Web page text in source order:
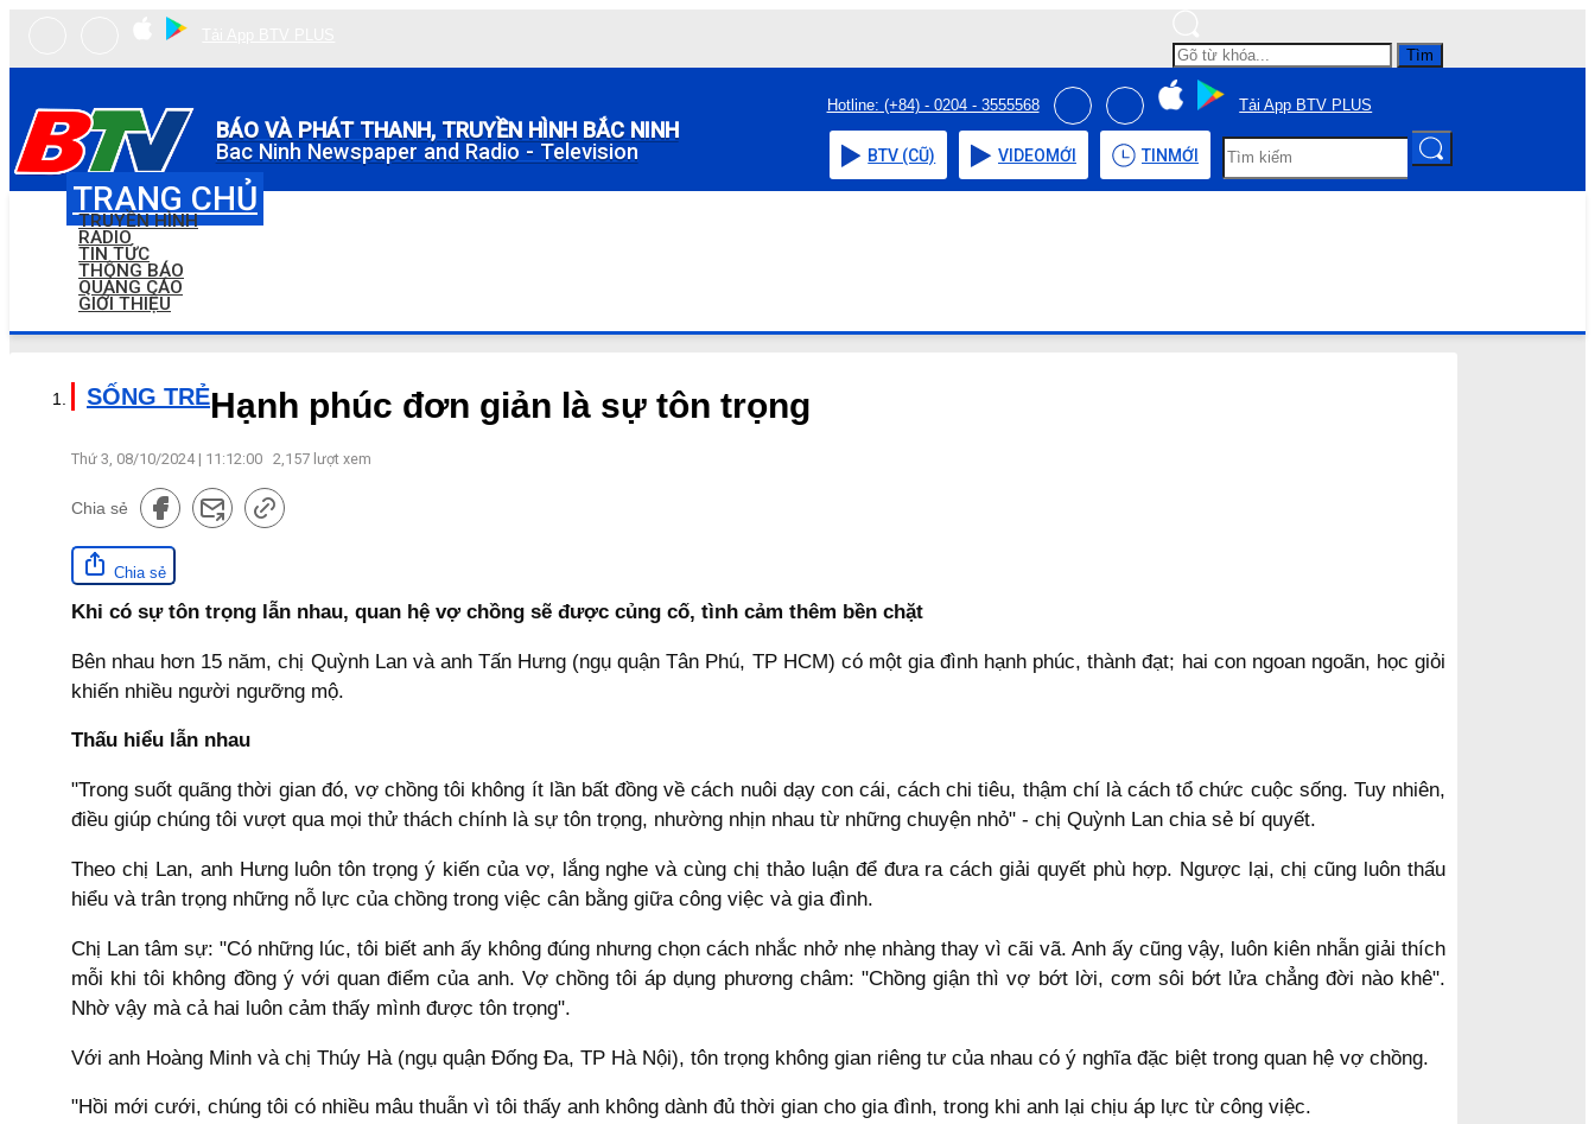
Tìm
BÁO VÀ PHÁT THANH, TRUYỀN HÌNH BẮC NINH
Bac Ninh Newspaper and Radio - Television
Hotline: (+84) - 0204 - 3555568 Tải App BTV PLUS
BTV (CŨ) VIDEOMỚI TIN MỚI
TRANG CHỦ
TRUYỀN HÌNH
RADIO
TIN TỨC
THÔNG BÁO
QUẢNG CÁO
GIỚI THIỆU
SỐNG TRẺHạnh phúc đơn giản là sự tôn trọng
Thứ 3, 08/10/2024 | 11:12:00 2,157 lượt xem
Chia sẻ
Chia sẻ
Khi có sự tôn trọng lẫn nhau, quan hệ vợ chồng sẽ được củng cố, tình cảm thêm bền chặt
Bên nhau hơn 15 năm, chị Quỳnh Lan và anh Tấn Hưng (ngụ quận Tân Phú, TP HCM) có một gia đình hạnh phúc, thành đạt; hai con ngoan ngoãn, học giỏi
khiến nhiều người ngưỡng mộ.
Thấu hiểu lẫn nhau
"Trong suốt quãng thời gian đó, vợ chồng tôi không ít lần bất đồng về cách nuôi dạy con cái, cách chi tiêu, thậm chí là cách tổ chức cuộc sống. Tuy nhiên,
điều giúp chúng tôi vượt qua mọi thử thách chính là sự tôn trọng, nhường nhịn nhau từ những chuyện nhỏ" - chị Quỳnh Lan chia sẻ bí quyết.
Theo chị Lan, anh Hưng luôn tôn trọng ý kiến của vợ, lắng nghe và cùng chị thảo luận để đưa ra cách giải quyết phù hợp. Ngược lại, chị cũng luôn thấu
hiểu và trân trọng những nỗ lực của chồng trong việc cân bằng giữa công việc và gia đình.
Chị Lan tâm sự: "Có những lúc, tôi biết anh ấy không đúng nhưng chọn cách nhắc nhở nhẹ nhàng thay vì cãi vã. Anh ấy cũng vậy, luôn kiên nhẫn giải thích
mỗi khi tôi không đồng ý với quan điểm của anh. Vợ chồng tôi áp dụng phương châm: "Chồng giận thì vợ bớt lời, cơm sôi bớt lửa chẳng đời nào khê".
Nhờ vậy mà cả hai luôn cảm thấy mình được tôn trọng".
Với anh Hoàng Minh và chị Thúy Hà (ngụ quận Đống Đa, TP Hà Nội), tôn trọng không gian riêng tư của nhau có ý nghĩa đặc biệt trong quan hệ vợ chồng.
"Hồi mới cưới, chúng tôi có nhiều mâu thuẫn vì tôi thấy anh không dành đủ thời gian cho gia đình, trong khi anh lại chịu áp lực từ công việc.